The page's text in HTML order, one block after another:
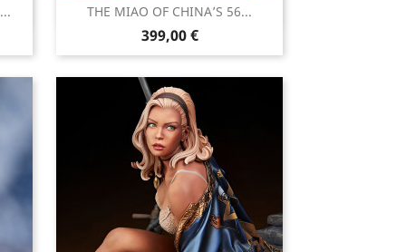
THE MIAO OF CHINA’S 56...
Prix
399,00 €
Aperçu rapide